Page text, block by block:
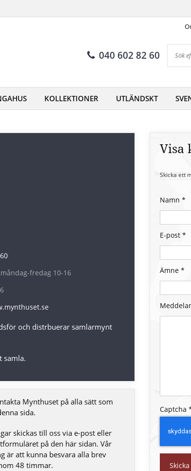
040 602 82 60
KOLLEKTIONER UTLÄNDSKT
fredag 10-16
och distrbuerar samlarmynt
samla.
Mynthuset på alla sätt som
sida.
skickas till oss via e-post eller
på den här sidan. Vår
är att kunna besvara alla brev
48 timmar.
Visa
Skicka ett
Namn *
E-post *
Ämne *
Captcha
Skicka